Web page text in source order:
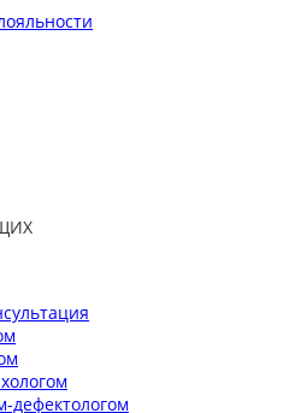
дефектологом